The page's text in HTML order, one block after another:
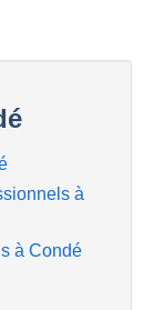
à
à Condé